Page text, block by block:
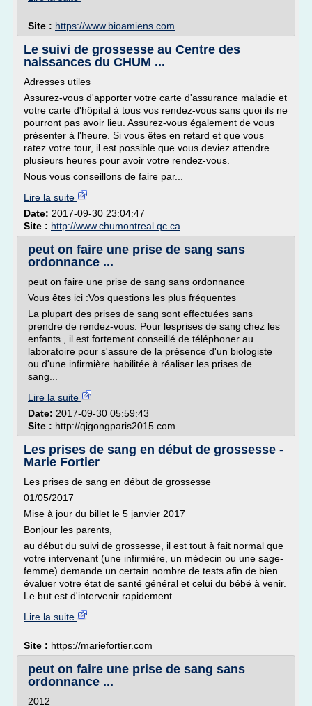
Site : https://www.bioamiens.com
Le suivi de grossesse au Centre des
naissances du CHUM ...
Adresses utiles
Assurez-vous d'apporter votre carte d'assurance maladie et
votre carte d'hôpital à tous vos rendez-vous sans quoi ils ne
pourront pas avoir lieu. Assurez-vous également de vous
présenter à l'heure. Si vous êtes en retard et que vous
ratez votre tour, il est possible que vous deviez attendre
plusieurs heures pour avoir votre rendez-vous.
Nous vous conseillons de faire par...
Lire la suite
Date: 2017-09-30 23:04:47
Site : http://www.chumontreal.qc.ca
peut on faire une prise de sang sans
ordonnance ...
peut on faire une prise de sang sans ordonnance
Vous êtes ici :Vos questions les plus fréquentes
La plupart des prises de sang sont effectuées sans
prendre de rendez-vous. Pour lesprises de sang chez les
enfants , il est fortement conseillé de téléphoner au
laboratoire pour s'assure de la présence d'un biologiste
ou d'une infirmière habilitée à réaliser les prises de
sang...
Lire la suite
Date: 2017-09-30 05:59:43
Site : http://qigongparis2015.com
Les prises de sang en début de grossesse -
Marie Fortier
Les prises de sang en début de grossesse
01/05/2017
Mise à jour du billet le 5 janvier 2017
Bonjour les parents,
au début du suivi de grossesse, il est tout à fait normal que
votre intervenant (une infirmière, un médecin ou une sage-
femme) demande un certain nombre de tests afin de bien
évaluer votre état de santé général et celui du bébé à venir.
Le but est d'intervenir rapidement...
Lire la suite
Site : https://mariefortier.com
peut on faire une prise de sang sans
ordonnance ...
2012